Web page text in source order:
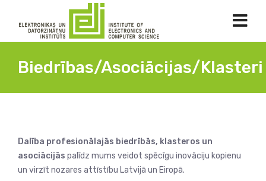
Biedrības/Asociācijas/Klasteri
Dalība profesionālajās biedrībās, klasteros un
asociācijās palīdz mums veidot spēcīgu inovāciju kopienu
un virzīt nozares attīstību Latvijā un Eiropā.